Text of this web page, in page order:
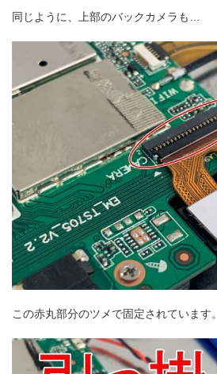
同じように、上部のバックカメラも…
この赤丸部分のツメで固定されています。